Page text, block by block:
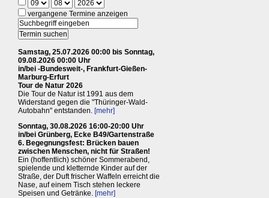
vergangene Termine anzeigen
Samstag, 25.07.2026 00:00 bis Sonntag,
09.08.2026 00:00 Uhr
in/bei -Bundesweit-, Frankfurt-Gießen-
Marburg-Erfurt
Tour de Natur 2026
Die Tour de Natur ist 1991 aus dem
Widerstand gegen die "Thüringer-Wald-
Autobahn" entstanden. [mehr]
Sonntag, 30.08.2026 16:00-20:00 Uhr
in/bei Grünberg, Ecke B49/Gartenstraße
6. Begegnungsfest: Brücken bauen
zwischen Menschen, nicht für Straßen!
Ein (hoffentlich) schöner Sommerabend,
spielende und kletternde Kinder auf der
Straße, der Duft frischer Waffeln erreicht die
Nase, auf einem Tisch stehen leckere
Speisen und Getränke. [mehr]